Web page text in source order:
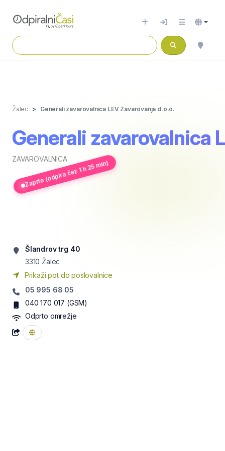
Žalec Generali zavarovalnica LEV Zavarovanja d.o.o.
Generali zavarovalnica
ZAVAROVALNICA
Zaprto (odpira čez 1 h 25 min)
Šlandrov trg 40
3310 Žalec
Prikaži pot do poslovalnice
05 995 68 05
040 170 017 (GSM)
Odprto omrežje